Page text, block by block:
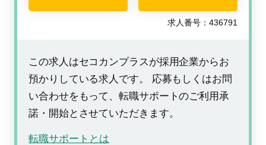
求人番号：436791
この求人はセコカンプラスが採用企業からお
預かりしている求人です。 応募もしくはお問
い合わせをもって、転職サポートのご利用承
諾・開始とさせていただきます。
転職サポートとは